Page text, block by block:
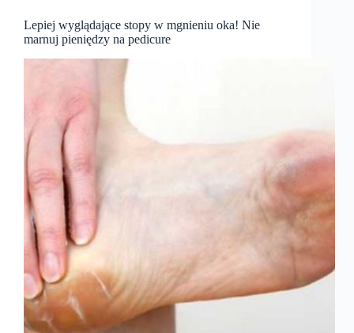
Lepiej wyglądające stopy w mgnieniu oka! Nie
marnuj pieniędzy na pedicure